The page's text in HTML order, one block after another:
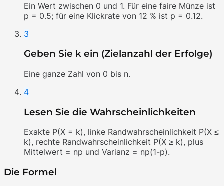
Ein Wert zwischen 0 und 1. Für eine faire Münze ist
p = 0.5; für eine Klickrate von 12 % ist p = 0.12.
3
Geben Sie k ein (Zielanzahl der Erfolge)
Eine ganze Zahl von 0 bis n.
4
Lesen Sie die Wahrscheinlichkeiten
Exakte P(X = k), linke Randwahrscheinlichkeit P(X ≤
k), rechte Randwahrscheinlichkeit P(X ≥ k), plus
Mittelwert = np und Varianz = np(1-p).
Die Formel